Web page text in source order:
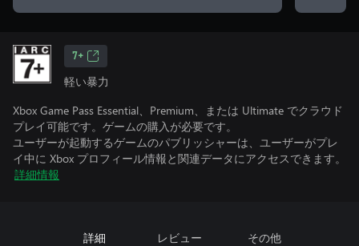
7+
軽い暴力
Xbox Game Pass Essential、Premium、または Ultimate でクラウド
プレイ可能です。ゲームの購入が必要です。
ユーザーが起動するゲームのパブリッシャーは、ユーザーがプレ
イ中に Xbox プロフィール情報と関連データにアクセスできます。
詳細情報
詳細 レビュー その他